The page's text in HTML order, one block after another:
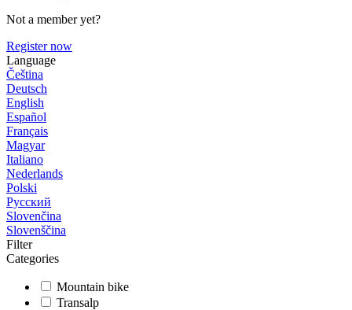
Not a member yet?
Register now
Language
Čeština
Deutsch
English
Español
Français
Magyar
Italiano
Nederlands
Polski
Русский
Slovenčina
Slovenščina
Filter
Categories
Mountain bike
Transalp